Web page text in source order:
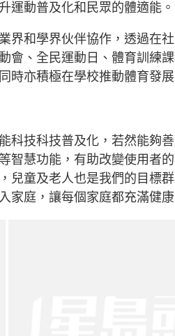
運動普及化和民眾的體適能。
界和學界伙伴協作，透過在
會、全民運動日、體育訓練
時亦積極在學校推動體育發
科技科技普及化，若然能夠
智慧功能，有助改變使用者
兒童及老人也是我們的目標
家庭，讓每個家庭都充滿健康